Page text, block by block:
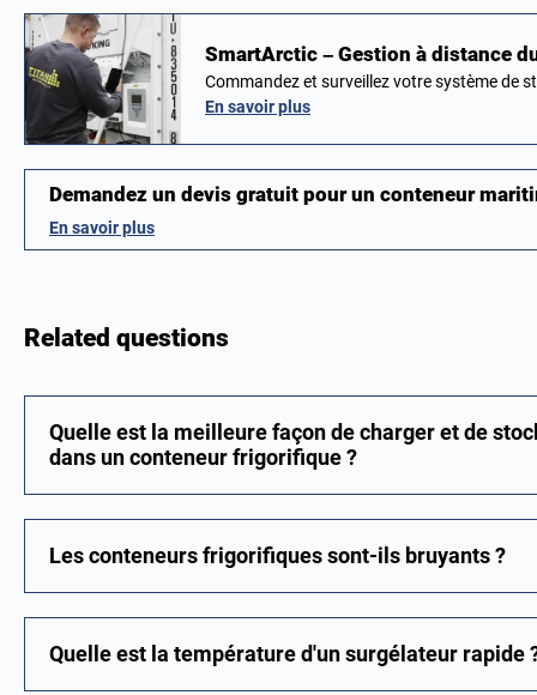
SmartArctic – Gestion à distance
Commandez et surveillez votre système de
En savoir plus
Demandez un devis gratuit pour un conteneur
En savoir plus
Related questions
Quelle est la meilleure façon de charger et de
dans un conteneur frigorifique ?
Les conteneurs frigorifiques sont-ils bruyants ?
Quelle est la température d'un surgélateur rapide